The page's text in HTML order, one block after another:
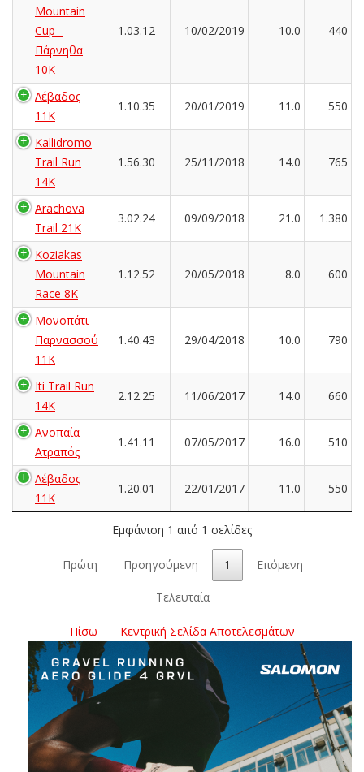
Mountain
Cup -
Πάρνηθα
10Κ
1.03.12 10/02/2019 10.0 440
Λέβαδος
11K
1.10.35 20/01/2019 11.0 550
Kallidromo
Trail Run
14K
1.56.30 25/11/2018 14.0 765
Arachova
Trail 21K
3.02.24 09/09/2018 21.0 1.380
Koziakas
Mountain
Race 8K
1.12.52 20/05/2018 8.0 600
Μονοπάτι
Παρνασσού
11K
1.40.43 29/04/2018 10.0 790
Iti Trail Run
14K
2.12.25 11/06/2017 14.0 660
Ανοπαία
Ατραπός
1.41.11 07/05/2017 16.0 510
Λέβαδος
11K
1.20.01 22/01/2017 11.0 550
Εμφάνιση 1 από 1 σελίδες
Πρώτη Προηγούμενη 1 Επόμενη
Τελευταία
Πίσω Κεντρική Σελίδα Αποτελεσμάτων